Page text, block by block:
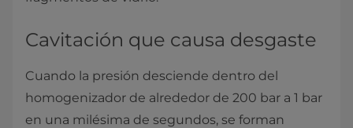
Cavitación que causa desgaste
Cuando la presión desciende dentro del
homogenizador de alrededor de 200 bar a 1 bar
en una milésima de segundos, se forman